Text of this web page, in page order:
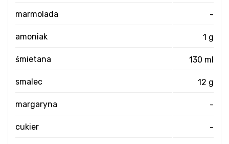
marmolada -
amoniak 1 g
śmietana 130 ml
smalec 12 g
margaryna -
cukier -